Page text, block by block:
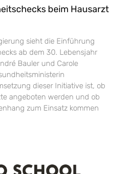
beim Hausarzt
sieht die Einführung
ab dem 30. Lebensjahr
Bauler und Carole
dieser Initiative ist, ob
angeboten werden und ob
zum Einsatz kommen